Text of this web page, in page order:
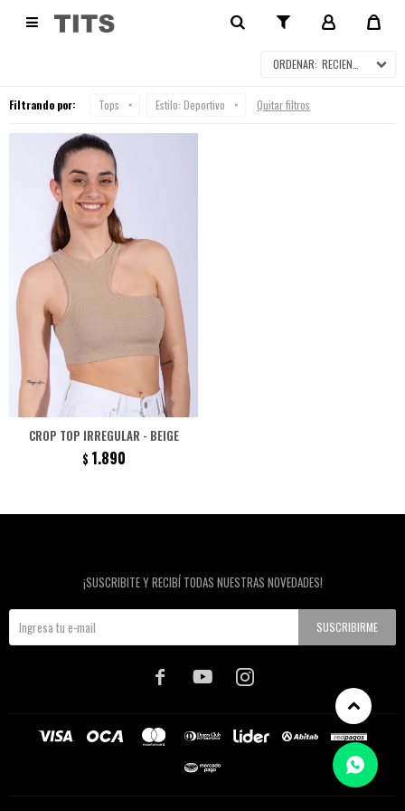

RECIENTES
Filtrando por: Tops Estilo: Deportivo Quitar filtros
CROP TOP IRREGULAR - BEIGE
$ 1.890
¡SUSCRIBITE Y RECIBÍ TODAS NUESTRAS NOVEDADES!
SUSCRIBIRME
  